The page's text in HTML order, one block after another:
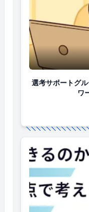
選考サポート
選考サポートグ
ワ